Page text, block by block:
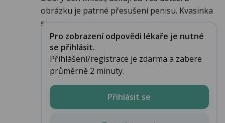
obrázku je patrné přesušení penisu. Kvasinka
se v...
Pro zobrazení odpovědi lékaře je nutné
se přihlásit.
Přihlášení/registrace je zdarma a zabere
průměrně 2 minuty.
Přihlásit se